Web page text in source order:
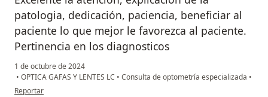
patologia, dedicación, paciencia, beneficiar al
paciente lo que mejor le favorezca al paciente.
Pertinencia en los diagnosticos
1 de octubre de 2024
• OPTICA GAFAS Y LENTES LC • Consulta de optometría especializada •
en opinión del usuario Dra. Luz Angela Garzón Castro
Reportar